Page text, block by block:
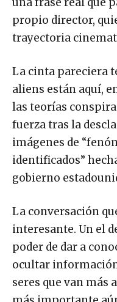
propio director,
trayectoria
La cinta pareciera
aliens están aquí,
las teorías
fuerza tras la
imágenes de
identificados”
gobierno
La conversación
interesante. Un el
poder de dar a
ocultar
seres que van más